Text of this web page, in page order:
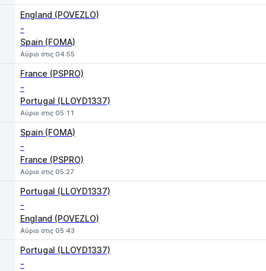
England (POVEZLO)
-
Spain (FOMA)
Αύριο στις 04:55
France (PSPRO)
-
Portugal (LLOYD1337)
Αύριο στις 05:11
Spain (FOMA)
-
France (PSPRO)
Αύριο στις 05:27
Portugal (LLOYD1337)
-
England (POVEZLO)
Αύριο στις 05:43
Portugal (LLOYD1337)
-